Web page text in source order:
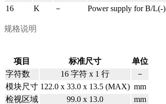
16
K － Power supply for B/L(-)
规格说明
项目 标准尺寸
单位
字符数
16 字符 x 1 行
－
模块尺寸 122.0 x 33.0 x 13.5 (MAX) mm
检视区域
99.0 x 13.0
mm